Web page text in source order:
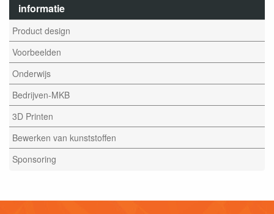
informatie
Product design
Voorbeelden
Onderwijs
Bedrijven-MKB
3D Printen
Bewerken van kunststoffen
Sponsoring